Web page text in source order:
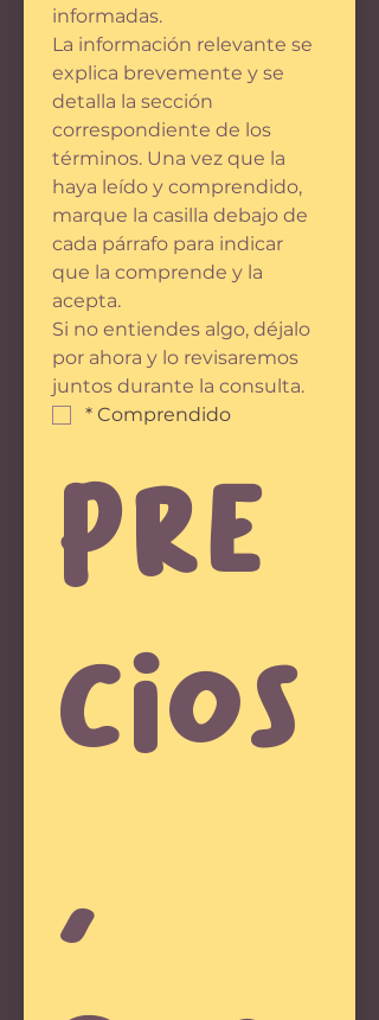
informadas.
La información relevante se
explica brevemente y se
detalla la sección
correspondiente de los
términos. Una vez que la
haya leído y comprendido,
marque la casilla debajo de
cada párrafo para indicar
que la comprende y la
acepta.
Si no entiendes algo, déjalo
por ahora y lo revisaremos
juntos durante la consulta.
* Comprendido
Pre
cios
,